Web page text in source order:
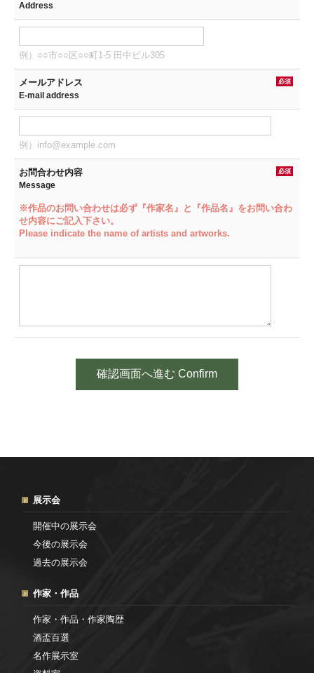
Address
例）○○市○○区○○町1-5 田中ビル305
メールアドレス 必須
E-mail address
例）info@example.com
お問合わせ内容 必須
Message
※作品のお問い合わせは必ず『作家名』と『作品名』をお問い合わ
せ内容にご記入下さい。
Please indicate the name of artists and artworks.
展示会
開催中の展示会
今後の展示会
過去の展示会
作家・作品
作家・作品・作家陶歴
酒盃百選
名作展示室